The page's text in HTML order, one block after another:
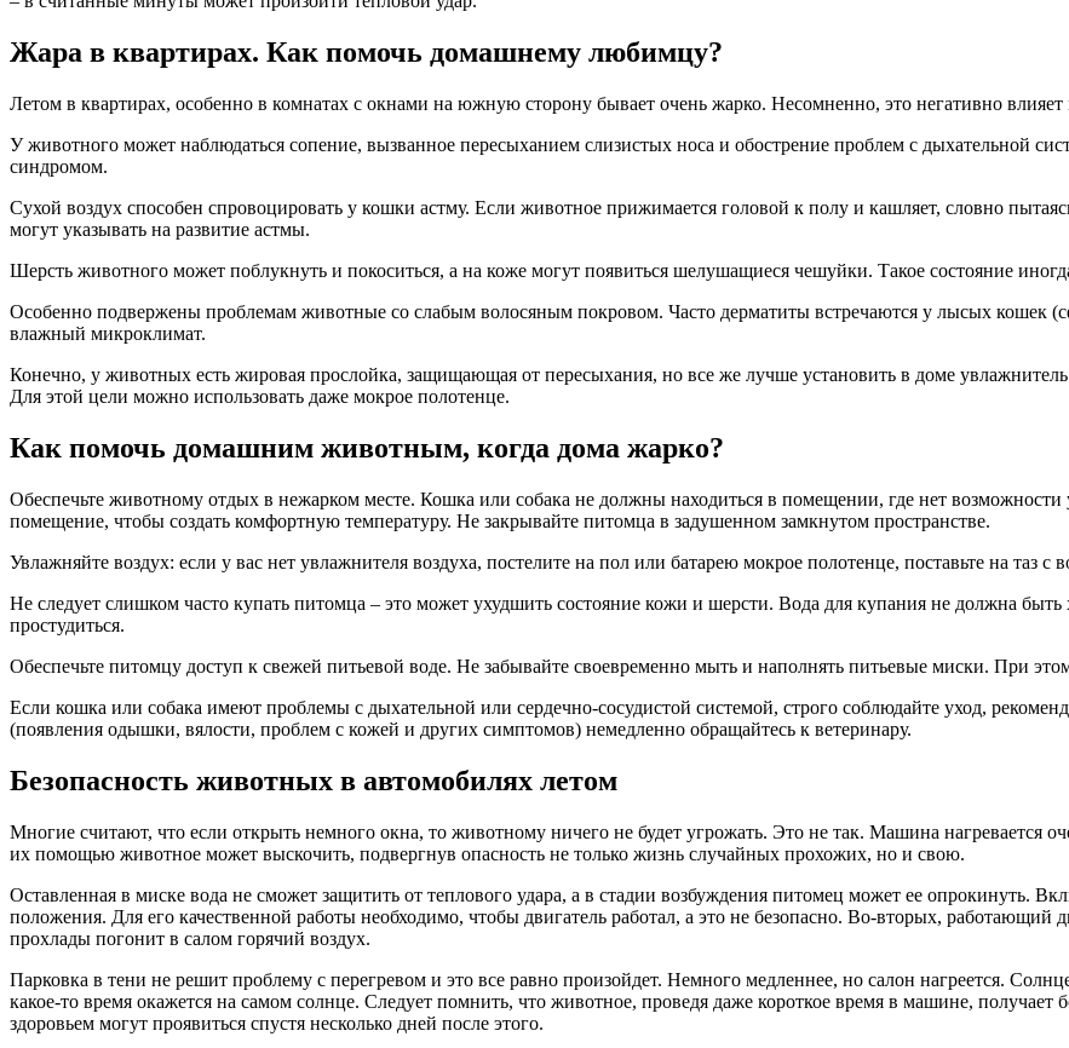
Жара в квартирах. Как помочь домашнему любимцу?
Летом в квартирах, особенно в комнатах с окнами на южную сторону бывает очень жарко. Несомненно, это негативно
У животного может наблюдаться сопение, вызванное пересыханием слизистых носа и обострение проблем с дыхательной
синдромом.
Сухой воздух способен спровоцировать у кошки астму. Если животное прижимается головой к полу и кашляет, словно
могут указывать на развитие астмы.
Шерсть животного может поблукнуть и покоситься, а на коже могут появиться шелушащиеся чешуйки. Такое состояние
Особенно подвержены проблемам животные со слабым волосяным покровом. Часто дерматиты встречаются у лысых кошек
влажный микроклимат.
Конечно, у животных есть жировая прослойка, защищающая от пересыхания, но все же лучше установить в доме
Для этой цели можно использовать даже мокрое полотенце.
Как помочь домашним животным, когда дома жарко?
Обеспечьте животному отдых в нежарком месте. Кошка или собака не должны находиться в помещении, где нет
помещение, чтобы создать комфортную температуру. Не закрывайте питомца в задушенном замкнутом пространстве.
Увлажняйте воздух: если у вас нет увлажнителя воздуха, постелите на пол или батарею мокрое полотенце, поставьте на таз с
Не следует слишком часто купать питомца – это может ухудшить состояние кожи и шерсти. Вода для купания не должна
простудиться.
Обеспечьте питомцу доступ к свежей питьевой воде. Не забывайте своевременно мыть и наполнять питьевые миски. При
Если кошка или собака имеют проблемы с дыхательной или сердечно-сосудистой системой, строго соблюдайте уход,
(появления одышки, вялости, проблем с кожей и других симптомов) немедленно обращайтесь к ветеринару.
Безопасность животных в автомобилях летом
Многие считают, что если открыть немного окна, то животному ничего не будет угрожать. Это не так. Машина нагревается
их помощью животное может выскочить, подвергнув опасность не только жизнь случайных прохожих, но и свою.
Оставленная в миске вода не сможет защитить от теплового удара, а в стадии возбуждения питомец может ее опрокинуть.
положения. Для его качественной работы необходимо, чтобы двигатель работал, а это не безопасно. Во-вторых, работающий
прохлады погонит в салом горячий воздух.
Парковка в тени не решит проблему с перегревом и это все равно произойдет. Немного медленнее, но салон нагреется.
какое-то время окажется на самом солнце. Следует помнить, что животное, проведя даже короткое время в машине,
здоровьем могут проявиться спустя несколько дней после этого.